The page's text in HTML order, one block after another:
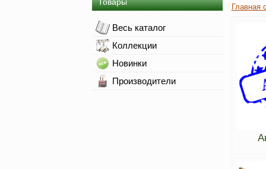
Весь каталог
Коллекции
Новинки
Производители
Главная